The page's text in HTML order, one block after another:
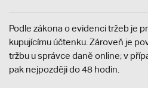
Podle zákona o evidenci tržeb je
kupujícímu účtenku. Zároveň je
tržbu u správce daně online; v
pak nejpozději do 48 hodin.